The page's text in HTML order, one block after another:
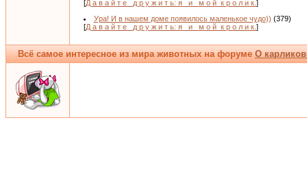
[Д а в а й т е _д р у ж и т ь: я _и_ м о й_к р о л и к. ]
Ура! И в нашем доме появилось маленькое чудо)) (379)
[Д а в а й т е _д р у ж и т ь: я _и_ м о й_к р о л и к. ]
Всё самое интересное из мира животных на форумеО